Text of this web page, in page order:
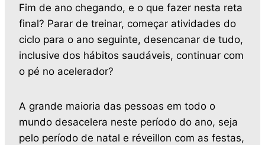
Fim de ano chegando, e o que fazer nesta reta
final? Parar de treinar, começar atividades do
ciclo para o ano seguinte, desencanar de tudo,
inclusive dos hábitos saudáveis, continuar com
o pé no acelerador?
A grande maioria das pessoas em todo o
mundo desacelera neste período do ano, seja
pelo período de natal e réveillon com as festas,